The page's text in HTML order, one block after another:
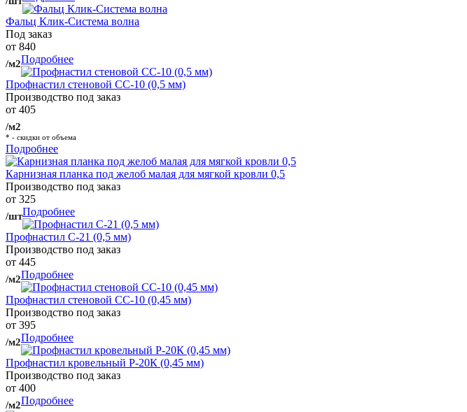
Фальц Клик-Система волна
Под заказ
от 840
/м2Подробнее
Профнастил стеновой СС-10 (0,5 мм)
Производство под заказ
от 405
/м2
* - скидки от объема
Подробнее
Карнизная планка под желоб малая для мягкой кровли 0,5
Производство под заказ
от 325
/штПодробнее
Профнастил С-21 (0,5 мм)
Производство под заказ
от 445
/м2Подробнее
Профнастил стеновой СС-10 (0,45 мм)
Производство под заказ
от 395
/м2Подробнее
Профнастил кровельный Р-20К (0,45 мм)
Производство под заказ
от 400
/м2Подробнее